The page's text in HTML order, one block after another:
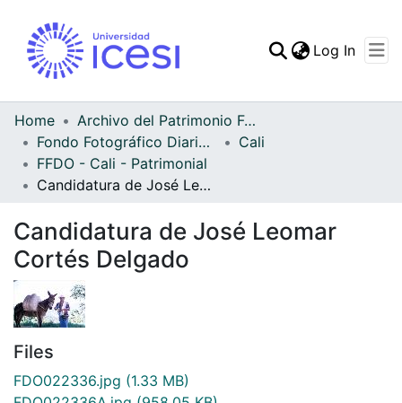
Statistics
Log In
Home
Archivo del Patrimonio Fotográfico y Fílmico del Valle del Cauca
Fondo Fotográfico Diario Occidente
Cali
FFDO - Cali - Patrimonial
Candidatura de José Leomar Cortés Delgado
Candidatura de José Leomar
Cortés Delgado
Files
FDO022336.jpg (1.33 MB)